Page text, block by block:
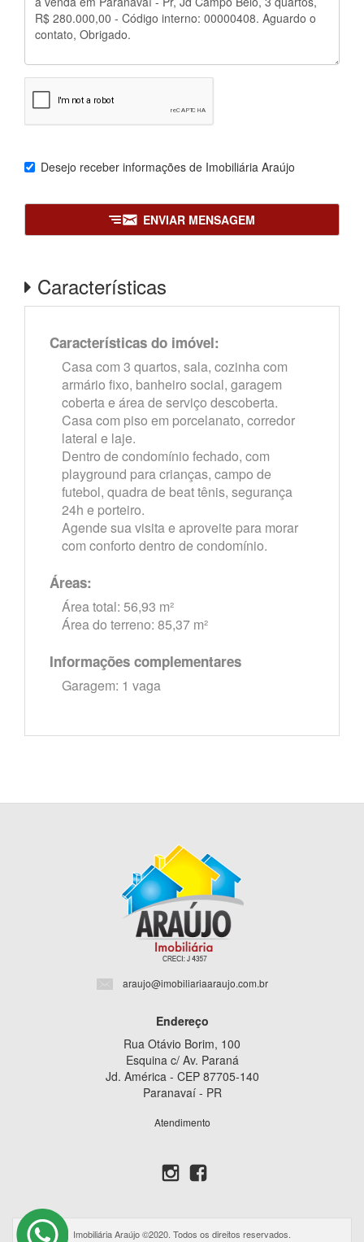
Desejo receber informações de Imobiliária Araújo
ENVIAR MENSAGEM
Características
Características do imóvel:
Casa com 3 quartos, sala, cozinha com
armário fixo, banheiro social, garagem
coberta e área de serviço descoberta.
Casa com piso em porcelanato, corredor
lateral e laje.
Dentro de condomínio fechado, com
playground para crianças, campo de
futebol, quadra de beat tênis, segurança
24h e porteiro.
Agende sua visita e aproveite para morar
com conforto dentro de condomínio.
Áreas:
Área total: 56,93 m²
Área do terreno: 85,37 m²
Informações complementares
Garagem: 1 vaga
araujo@imobiliariaaraujo.com.br
Endereço
Rua Otávio Borim, 100
Esquina c/ Av. Paraná
Jd. América - CEP 87705-140
Paranavaí - PR
Atendimento
Imobiliária Araújo ©2020. Todos os direitos reservados.